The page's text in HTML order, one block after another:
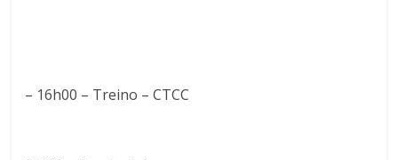
– 16h00 – Treino – CTCC